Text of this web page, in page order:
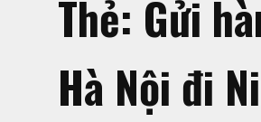
Thẻ: Gửi
Hà Nội đi